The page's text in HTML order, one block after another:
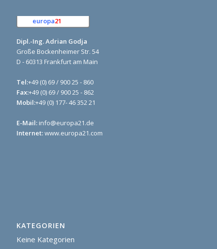
europa21
Dipl.-Ing. Adrian Godja
Große Bockenheimer Str. 54
D - 60313 Frankfurt am Main
Tel:+49 (0) 69 / 900 25 - 860
Fax:+49 (0) 69 / 900 25 - 862
Mobil:+49 (0) 177- 46 352 21
E-Mail: info@europa21.de
Internet:www.europa21.com
KATEGORIEN
Keine Kategorien